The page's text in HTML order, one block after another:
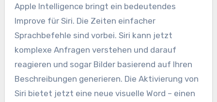
Apple Intelligence bringt ein bedeutendes
Improve für Siri. Die Zeiten einfacher
Sprachbefehle sind vorbei. Siri kann jetzt
komplexe Anfragen verstehen und darauf
reagieren und sogar Bilder basierend auf Ihren
Beschreibungen generieren. Die Aktivierung von
Siri bietet jetzt eine neue visuelle Word – einen